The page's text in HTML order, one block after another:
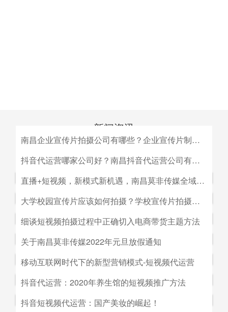
新闻资讯
南昌企业宣传片拍摄公司有哪些？企业宣传片制作公司哪家好
南昌企业宣传片拍摄公司有哪些？企业宣传片制作公司哪家
视宣传的规模，似乎企业宣传片是大企业才做得起的东西。
而事实上，正是因为公司规模小，才需要通过一个企业形象
片的包装，给经销商客户等以信心。
抖音代运营哪家公司好？南昌抖音代运营公司有哪些？
抖音代运营哪家公司好？南昌抖音代运营公司有哪些？抖音
何选择抖音代运营公司呢，首先我们要先了解抖音代运营的
主要工作有哪些，抖音代运营公司会帮助我们做什么，什么
是我们自己做不到的，随着抖音的流行，抖音代运营的发展
前景是非常好的。
直播+短视频，新模式新机遇，南昌莫非传媒全域营销平台全新低成本精准拓客！
直播+短视频，新模式新机遇，南昌莫非传媒全域营销平台
会对市场营销造成深远的影响，引领企业走向下一场变革。
2G时代，消费者实现了通讯的自由；3G时代，视频通话和
移动数据技术的兴起推动了智能手机的发展；到了4G技术
的普及，成为了视频流媒体、移动应用和程序化广告发展的
信息的接收已经从图文时代转向了视听时代，而营销方式也
从单一的PC搜索引擎向多媒体、多领域转移，短视频、直
大学校园宣传片应该如何拍摄？学校宣传片拍摄出来有哪些作用？
大学校园宣传片应该如何拍摄？学校宣传片拍摄出来有哪些
始陆续的展开，而为了配合更好的招生进行学校文化建设，
都会拍摄一些大学宣传片来吸引更多学生，进而达到校园招
生的目的。那么，大学宣传片如何拍摄呢？有哪些作用？下
面小编就来为大家简单介绍一下。
细谈短视频拍摄过程中正确切入电商带货主题方法
细谈短视频拍摄过程中正确切入电商带货主题方法。短视频
一是创建自己的个人IP品牌,比如李子柒；二是创建代表生
活方式的品牌, 比如“一条”。前者就是基于达人的影响力创
建品牌,以IP名为品牌名,以达人为 品牌背书,这种模式其实更
像粉丝经济。普通用户受短视频内容的吸引 成为达人的粉
关于南昌莫非传媒2022年元旦放假通知
关于南昌莫非传媒2022年元旦放假通知.元旦：1月1日（星
月4日（星期二）上班。在此期间，如果您有需要我们提供
服务的地方可直接在网站留言板块进行留言，上班后，我们
移动互联网时代下的新型营销模式-短视频代运营
移动互联网时代下的新型营销模式-短视频代运营。创意营
的含义发生了新的变化，是以创意表达的内容为连接的、以
抖音代运营：2020年养生馆的短视频推广方法
抖音代运营：2020年养生馆的短视频推广方法.南昌莫非文
抖音短视频代运营：国产美妆的崛起！